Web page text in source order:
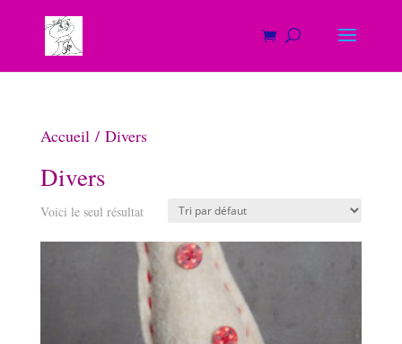
Accueil/ Divers
Divers
Voici le seul résultat